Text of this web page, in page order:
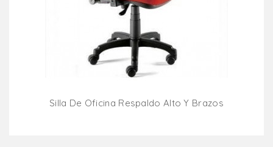
Silla De Oficina Respaldo Alto Y Brazos